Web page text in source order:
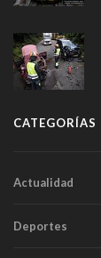
CATEGORÍAS
Actualidad
Deportes